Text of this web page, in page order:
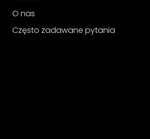
O nas
Często zadawane pytania